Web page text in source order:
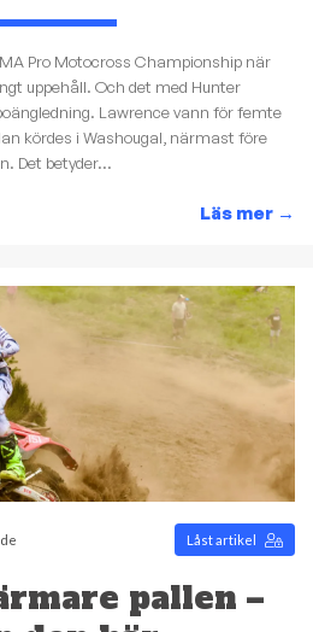
Pro Motocross Championship när
uppehåll. Och det med Hunter
Lawrence vann för femte
kördes i Washougal, närmast före
Det betyder...
Läs mer →
Låst artikel
pallen –